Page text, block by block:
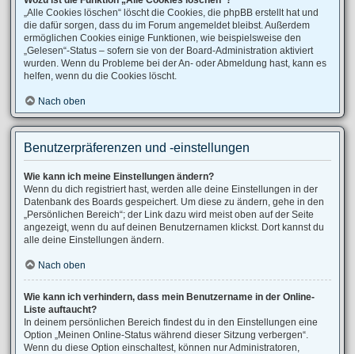
„Alle Cookies löschen“ löscht die Cookies, die phpBB erstellt hat und
die dafür sorgen, dass du im Forum angemeldet bleibst. Außerdem
ermöglichen Cookies einige Funktionen, wie beispielsweise den
„Gelesen“-Status – sofern sie von der Board-Administration aktiviert
wurden. Wenn du Probleme bei der An- oder Abmeldung hast, kann es
helfen, wenn du die Cookies löscht.
Nach oben
Benutzerpräferenzen und -einstellungen
Wie kann ich meine Einstellungen ändern?
Wenn du dich registriert hast, werden alle deine Einstellungen in der
Datenbank des Boards gespeichert. Um diese zu ändern, gehe in den
„Persönlichen Bereich“; der Link dazu wird meist oben auf der Seite
angezeigt, wenn du auf deinen Benutzernamen klickst. Dort kannst du
alle deine Einstellungen ändern.
Nach oben
Wie kann ich verhindern, dass mein Benutzername in der Online-
Liste auftaucht?
In deinem persönlichen Bereich findest du in den Einstellungen eine
Option „Meinen Online-Status während dieser Sitzung verbergen“.
Wenn du diese Option einschaltest, können nur Administratoren,